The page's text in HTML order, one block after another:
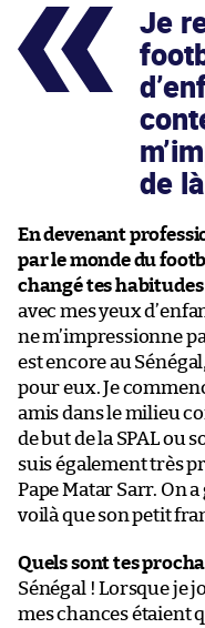
Je
de
En devenant
par le monde du
changé tes habitudes
avec mes yeux
ne m’impressionne
est encore au
pour eux. Je
amis dans le milieu
de but de la SPAL ou
suis également très
Pape Matar Sarr. On
voilà que son petit
Quels sont tes
Sénégal ! Lorsque je
mes chances étaient